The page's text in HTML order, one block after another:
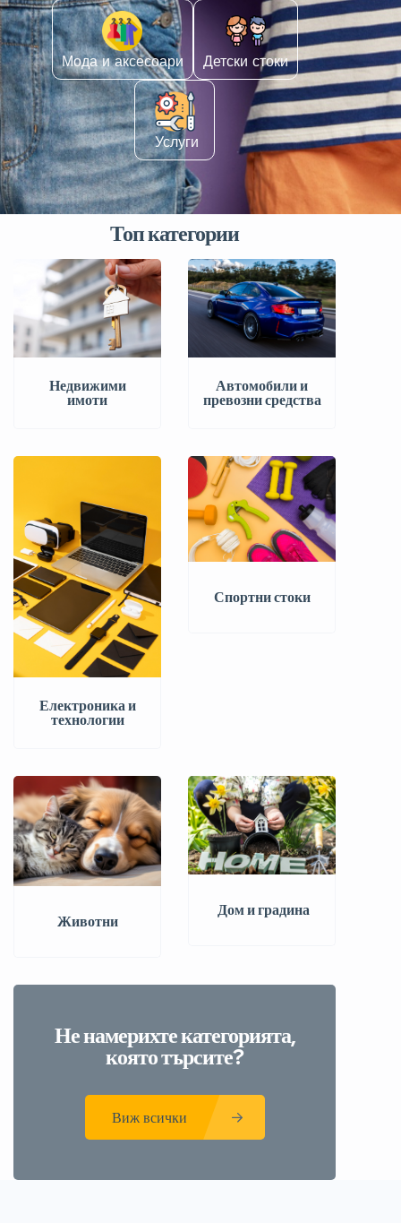
Мода и аксесоари Детски стоки
️ Услуги
Топ категории
Недвижими
имоти
Автомобили и
превозни средства
Електроника и
технологии
Спортни стоки
Животни
️ Дом и градина
Не намерихте категорията,
която търсите?
Виж всички